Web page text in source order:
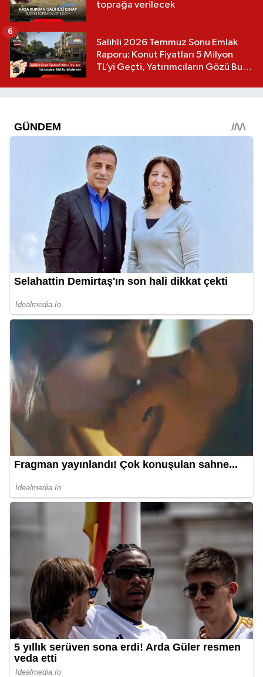
toprağa verilecek
Salihli 2026 Temmuz Sonu Emlak
Raporu: Konut Fiyatları 5 Milyon
TL’yi Geçti, Yatırımcıların Gözü Bu
6